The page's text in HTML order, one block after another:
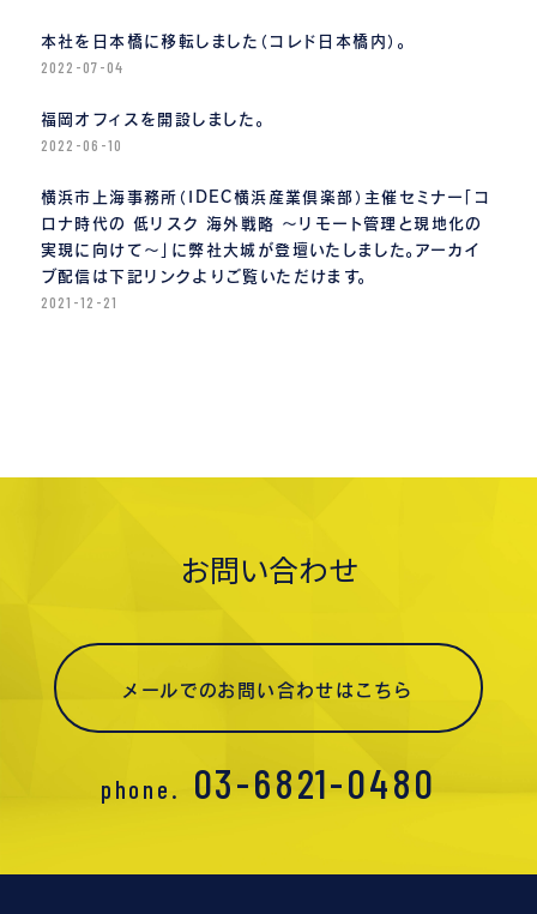
本社を日本橋に移転しました（コレド日本橋内）。
2022-07-04
福岡オフィスを開設しました。
2022-06-10
横浜市上海事務所（IDEC横浜産業倶楽部）主催セミナー「コ
ロナ時代の 低リスク 海外戦略 〜リモート管理と現地化の
実現に向けて〜」に弊社大城が登壇いたしました。アーカイ
ブ配信は下記リンクよりご覧いただけます。
2021-12-21
お問い合わせ
メールでのお問い合わせはこちら
phone. 03-6821-0480